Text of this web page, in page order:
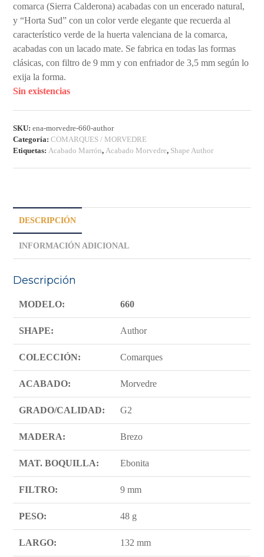
comarca (Sierra Calderona) acabadas con un encerado natural,
y “Horta Sud” con un color verde elegante que recuerda al
característico verde de la huerta valenciana de la comarca,
acabadas con un lacado mate. Se fabrica en todas las formas
clásicas, con filtro de 9 mm y con enfriador de 3,5 mm según lo
exija la forma.
Sin existencias
SKU:ena-morvedre-660-author
Categoría:COMARQUES / MORVEDRE
Etiquetas: Acabado Marrón, Acabado Morvedre, Shape Author
DESCRIPCIÓN
INFORMACIÓN ADICIONAL
Descripción
MODELO: 660
SHAPE: Author
COLECCIÓN: Comarques
ACABADO: Morvedre
GRADO/CALIDAD: G2
MADERA: Brezo
MAT. BOQUILLA: Ebonita
FILTRO: 9 mm
PESO: 48 g
LARGO: 132 mm